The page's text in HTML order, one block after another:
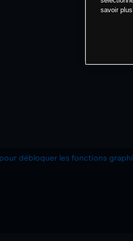
débloquer les fonctions
savoir